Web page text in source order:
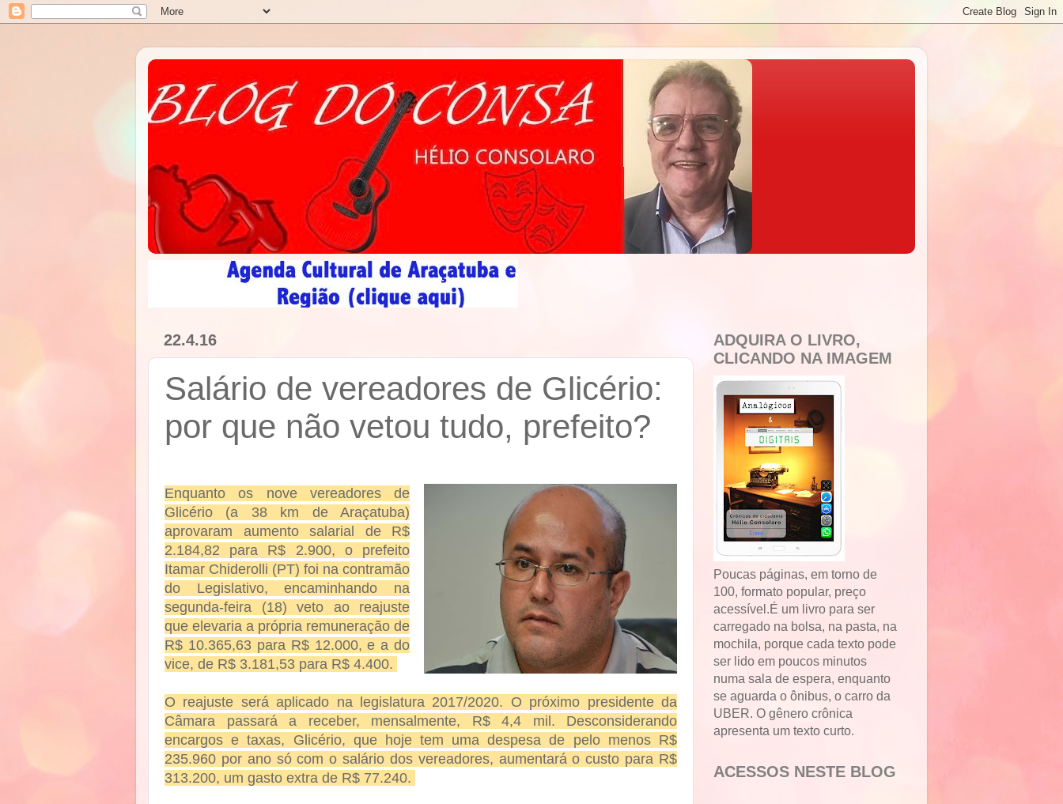
22.4.16
Salário de vereadores de Glicério:
por que não vetou tudo, prefeito?
Enquanto os nove vereadores de
Glicério (a 38 km de Araçatuba)
aprovaram aumento salarial de R$
2.184,82 para R$ 2.900, o prefeito
Itamar Chiderolli (PT) foi na contramão
do Legislativo, encaminhando na
segunda-feira (18) veto ao reajuste
que elevaria a própria remuneração de
R$ 10.365,63 para R$ 12.000, e a do
vice, de R$ 3.181,53 para R$ 4.400.
O reajuste será aplicado na legislatura 2017/2020. O próximo presidente da
Câmara passará a receber, mensalmente, R$ 4,4 mil. Desconsiderando
encargos e taxas, Glicério, que hoje tem uma despesa de pelo menos R$
235.960 por ano só com o salário dos vereadores, aumentará o custo para R$
313.200, um gasto extra de R$ 77.240.
ADQUIRA O LIVRO,
CLICANDO NA IMAGEM
Poucas páginas, em torno de
100, formato popular, preço
acessível.É um livro para ser
carregado na bolsa, na pasta, na
mochila, porque cada texto pode
ser lido em poucos minutos
numa sala de espera, enquanto
se aguarda o ônibus, o carro da
UBER. O gênero crônica
apresenta um texto curto.
ACESSOS NESTE BLOG